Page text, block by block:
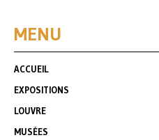
MENU
ACCUEIL
EXPOSITIONS
LOUVRE
MUSÉES